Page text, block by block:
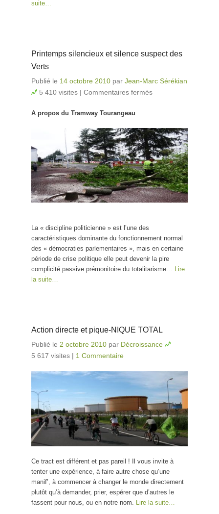
suite…
Printemps silencieux et silence suspect des
Verts
Publié le 14 octobre 2010 par Jean-Marc Sérékian
5 410 visites | Commentaires fermés
Verts
A propos du Tramway Tourangeau
La « discipline politicienne » est l’une des
caractéristiques dominante du fonctionnement normal
des « démocraties parlementaires », mais en certaine
période de crise politique elle peut devenir la pire
complicité passive prémonitoire du totalitarisme… Lire
la suite…
Action directe et pique-NIQUE TOTAL
Publié le 2 octobre 2010 par Décroissance
5 617 visites | 1 Commentaire
Ce tract est différent et pas pareil ! Il vous invite à
tenter une expérience, à faire autre chose qu’une
manif’, à commencer à changer le monde directement
plutôt qu’à demander, prier, espérer que d’autres le
fassent pour nous, ou en notre nom.
Lire la suite…